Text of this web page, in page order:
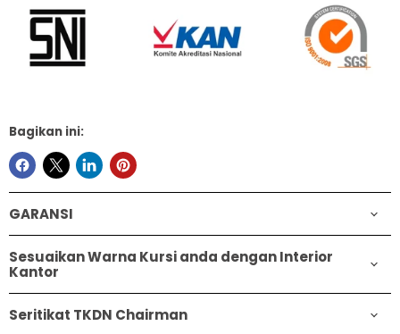
Bagikan ini:
GARANSI
Sesuaikan Warna Kursi anda dengan Interior
Kantor
Seritikat TKDN Chairman